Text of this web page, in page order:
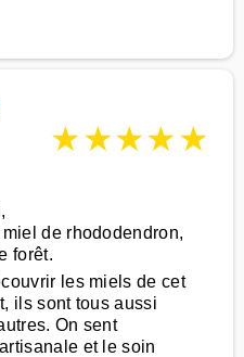
★★★★★
de rhododendron,
forêt.
les miels de cet
ils sont tous aussi
On sent
et le soin